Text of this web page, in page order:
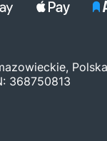
368750813